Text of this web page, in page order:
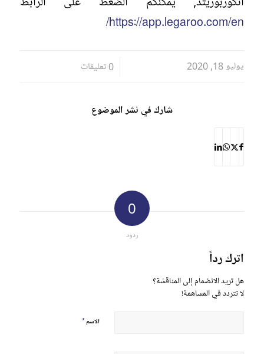
https://app.legaroo.com/en/
يوليو 18, 2020 0 تعليقات
شارك في نشر الموضوع
0
ردود
اترك رداً
هل تريد الانضمام إلى المناقشة؟
لا تتردد في المساهمة!
الاسم*